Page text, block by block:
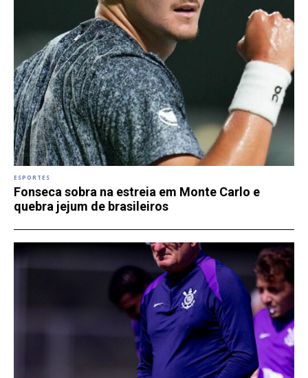
ESPORTES
Fonseca sobra na estreia em Monte Carlo e
quebra jejum de brasileiros